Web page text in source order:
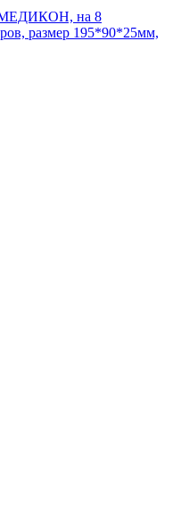
МЕДИКОН, на 8
размер 195*90*25мм,